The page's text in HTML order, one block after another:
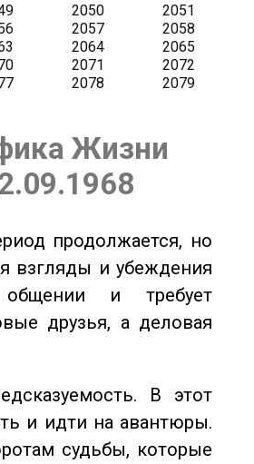
Жизни
продолжается, но
взгляды и убеждения
и требует
друзья, а деловая
В этот
и идти на авантюры.
судьбы, которые